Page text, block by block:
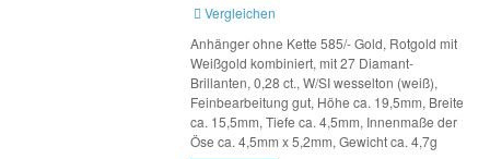
Vergleichen
Anhänger ohne Kette 585/- Gold, Rotgold mit
Weißgold kombiniert, mit 27 Diamant-
Brillanten, 0,28 ct., W/SI wesselton (weiß),
Feinbearbeitung gut, Höhe ca. 19,5mm, Breite
ca. 15,5mm, Tiefe ca. 4,5mm, Innenmaße der
Öse ca. 4,5mm x 5,2mm, Gewicht ca. 4,7g